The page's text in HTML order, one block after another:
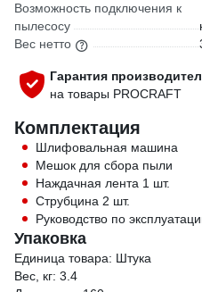
Возможность подключения к
пылесосу
Вес нетто
Гарантия
на товары PROCRAFT
Комплектация
Шлифовальная машина
Мешок для сбора пыли
Наждачная лента 1 шт.
Струбцина 2 шт.
Руководство по
Упаковка
Единица товара: Штука
Вес, кг: 3.4